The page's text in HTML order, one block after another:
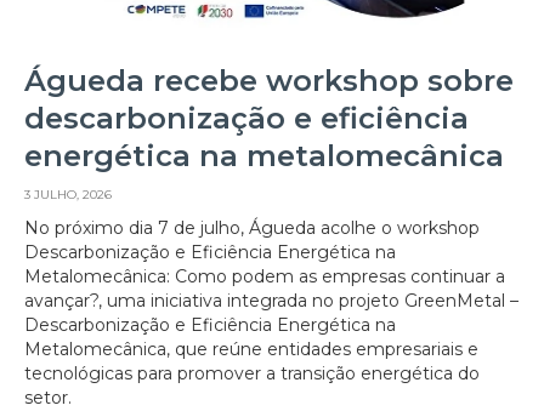
Águeda recebe workshop sobre
descarbonização e eficiência
energética na metalomecânica
3 JULHO, 2026
No próximo dia 7 de julho, Águeda acolhe o workshop
Descarbonização e Eficiência Energética na
Metalomecânica: Como podem as empresas continuar a
avançar?, uma iniciativa integrada no projeto GreenMetal –
Descarbonização e Eficiência Energética na
Metalomecânica, que reúne entidades empresariais e
tecnológicas para promover a transição energética do
setor.